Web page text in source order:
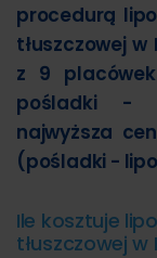
procedurą
tłuszczowej
z 9
pośladki -
najwyższa
(pośladki -
Ile kosztuje
tłuszczowej w